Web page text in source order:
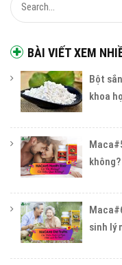
BÀI VIẾT XEM
Bột
khoa
không?
sinh lý